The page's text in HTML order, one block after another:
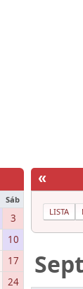
Sáb
3
10
17
24
«
LISTA